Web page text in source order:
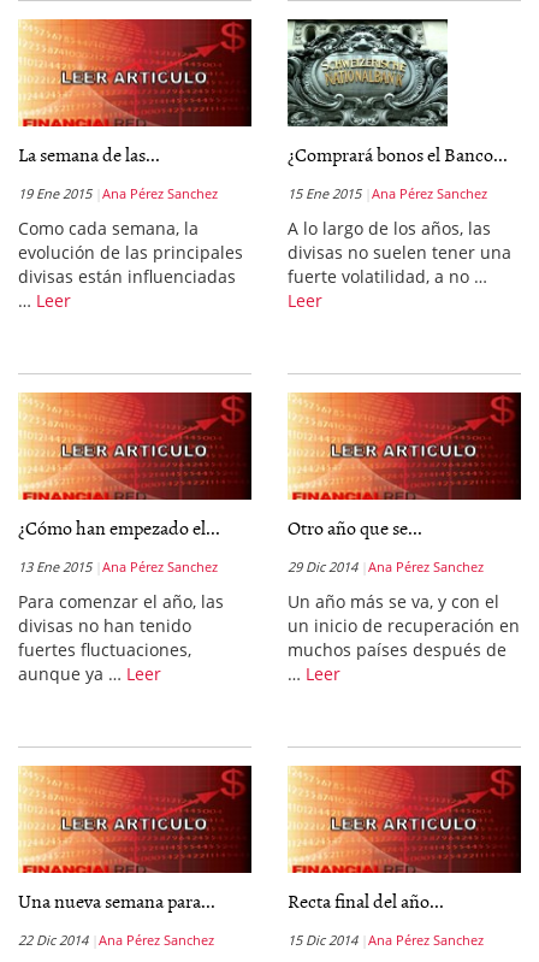
La semana de las...
19 Ene 2015 Ana Pérez Sanchez
Como cada semana, la
evolución de las principales
divisas están influenciadas
… Leer
¿Comprará bonos el Banco...
15 Ene 2015 Ana Pérez Sanchez
A lo largo de los años, las
divisas no suelen tener una
fuerte volatilidad, a no …
Leer
¿Cómo han empezado el...
13 Ene 2015 Ana Pérez Sanchez
Para comenzar el año, las
divisas no han tenido
fuertes fluctuaciones,
aunque ya … Leer
Otro año que se...
29 Dic 2014 Ana Pérez Sanchez
Un año más se va, y con el
un inicio de recuperación en
muchos países después de
… Leer
Una nueva semana para...
22 Dic 2014 Ana Pérez Sanchez
Recta final del año...
15 Dic 2014 Ana Pérez Sanchez